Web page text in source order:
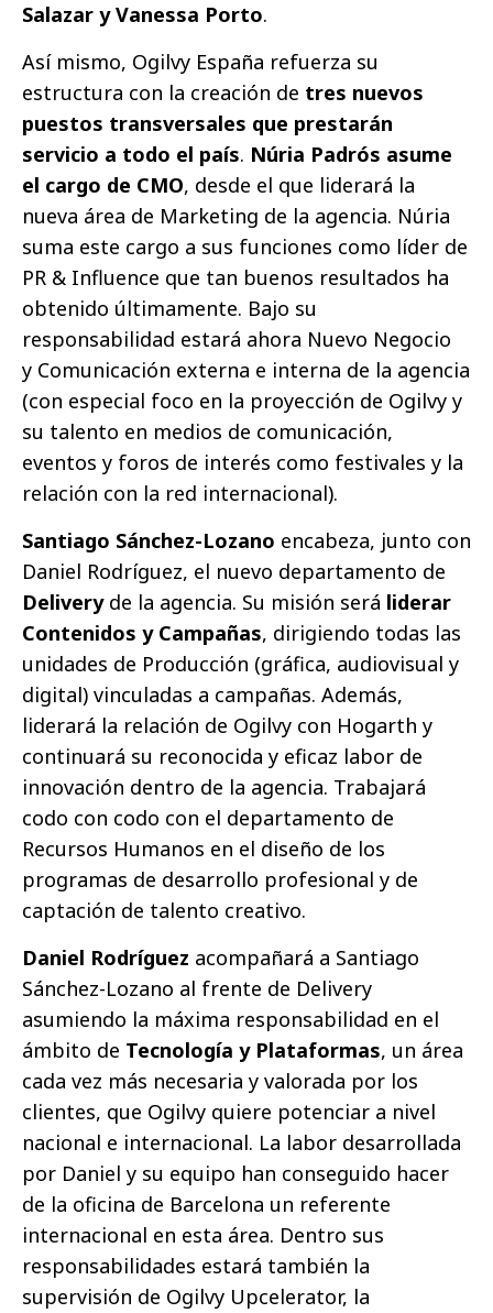
Salazar y Vanessa Porto.
Así mismo, Ogilvy España refuerza su
estructura con la creación de tres nuevos
puestos transversales que prestarán
servicio a todo el país. Núria Padrós asume
el cargo de CMO, desde el que liderará la
nueva área de Marketing de la agencia. Núria
suma este cargo a sus funciones como líder de
PR & Influence que tan buenos resultados ha
obtenido últimamente. Bajo su
responsabilidad estará ahora Nuevo Negocio
y Comunicación externa e interna de la agencia
(con especial foco en la proyección de Ogilvy y
su talento en medios de comunicación,
eventos y foros de interés como festivales y la
relación con la red internacional).
Santiago Sánchez-Lozano encabeza, junto con
Daniel Rodríguez, el nuevo departamento de
Deliveryde la agencia. Su misión será liderar
Contenidos y Campañas, dirigiendo todas las
unidades de Producción (gráfica, audiovisual y
digital) vinculadas a campañas. Además,
liderará la relación de Ogilvy con Hogarth y
continuará su reconocida y eficaz labor de
innovación dentro de la agencia. Trabajará
codo con codo con el departamento de
Recursos Humanos en el diseño de los
programas de desarrollo profesional y de
captación de talento creativo.
Daniel Rodríguez acompañará a Santiago
Sánchez-Lozano al frente de Delivery
asumiendo la máxima responsabilidad en el
ámbito de Tecnología y Plataformas, un área
cada vez más necesaria y valorada por los
clientes, que Ogilvy quiere potenciar a nivel
nacional e internacional. La labor desarrollada
por Daniel y su equipo han conseguido hacer
de la oficina de Barcelona un referente
internacional en esta área. Dentro sus
responsabilidades estará también la
supervisión de Ogilvy Upcelerator, la